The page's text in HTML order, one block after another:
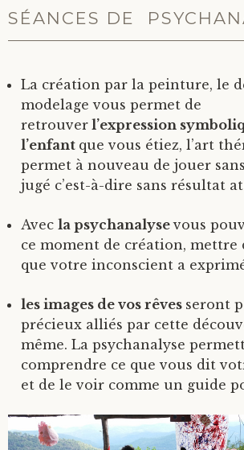
SÉANCES DE
La création par la peinture, le
modelage vous permet de
retrouver l’expression
l’enfant que vous étiez, l’art
permet à nouveau de jouer
jugé c’est-à-dire sans résultat
Avec la psychanalysevous
ce moment de création, mettre
que votre inconscient a
les images de vos rêves seront
précieux alliés par cette
même. La psychanalyse
comprendre ce que vous dit
et de le voir comme un guide